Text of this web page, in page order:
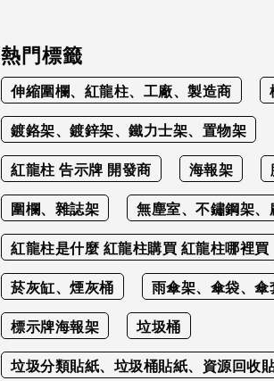
熱門標籤
伸縮圍欄、紅龍柱、工廠、製造商
鍍鉻架、鍍鋅架、鐵力士架、置物架
紅龍柱 告示牌 開發商 海報架
圍欄、雜誌架 無塵室、不鏽鋼架、
紅龍柱是什麼 紅龍柱購買 紅龍柱哪裡買
菸灰缸、煙灰桶 雨傘架、傘袋、傘
標示牌海報架 垃圾桶
垃圾分類貼紙、垃圾桶貼紙、資源回收